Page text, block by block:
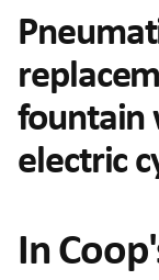
fountain
electric
In